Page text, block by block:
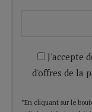
J'accepte
d'offres de la
*En cliquant sur le